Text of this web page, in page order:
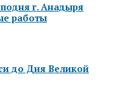
г. Анадыря
работы
до Дня Великой